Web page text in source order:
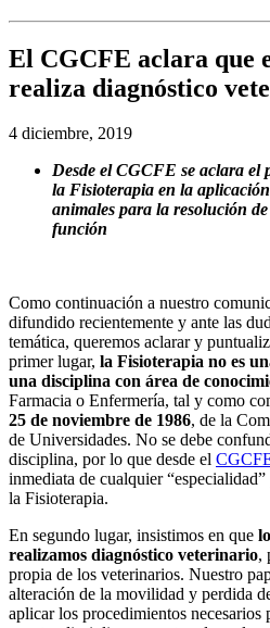
El CGCFE aclara que
realiza diagnóstico
4 diciembre, 2019
Desde el CGCFE se aclara el
la Fisioterapia en la
animales para la resolución
función
Como continuación a nuestro
difundido recientemente y ante las
temática, queremos aclarar y
primer lugar, la Fisioterapia no es
una disciplina con área de
Farmacia o Enfermería, tal y como
25 de noviembre de 1986, de la
de Universidades. No se debe
disciplina, por lo que desde el
inmediata de cualquier
la Fisioterapia.
En segundo lugar, insistimos en que
realizamos diagnóstico veterinario,
propia de los veterinarios. Nuestro
alteración de la movilidad y perdida
aplicar los procedimientos necesarios